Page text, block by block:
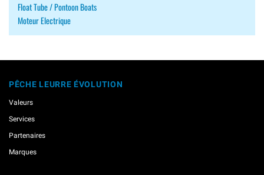
Float Tube / Pontoon Boats
Moteur Electrique
PÊCHE LEURRE ÉVOLUTION
Valeurs
Services
Partenaires
Marques